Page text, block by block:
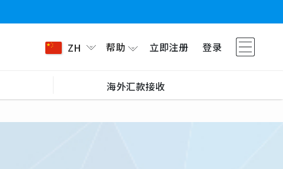
ZH 帮助 立即注册 登录
海外汇款接收